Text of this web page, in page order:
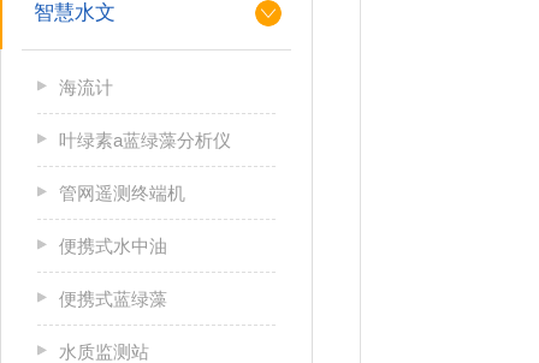
智慧水文
海流计
叶绿素a蓝绿藻分析仪
管网遥测终端机
便携式水中油
便携式蓝绿藻
水质监测站